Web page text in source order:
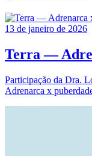
13 de janeiro de 2026
Terra —
Participação da Dra.
Adrenarca x